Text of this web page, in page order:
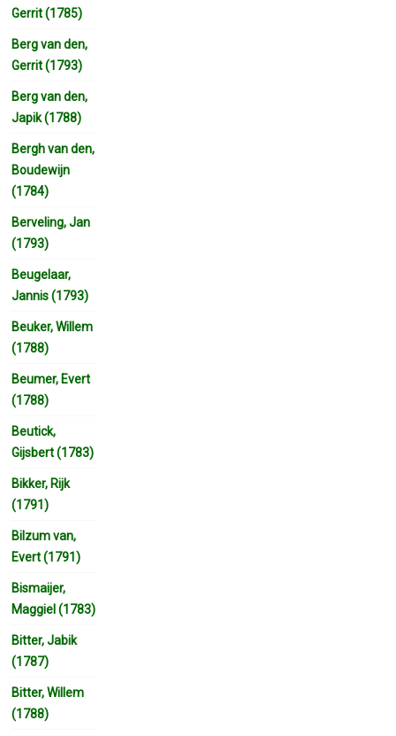
Gerrit (1785)
Berg van den,
Gerrit (1793)
Berg van den,
Japik (1788)
Bergh van den,
Boudewijn
(1784)
Berveling, Jan
(1793)
Beugelaar,
Jannis (1793)
Beuker, Willem
(1788)
Beumer, Evert
(1788)
Beutick,
Gijsbert (1783)
Bikker, Rijk
(1791)
Bilzum van,
Evert (1791)
Bismaijer,
Maggiel (1783)
Bitter, Jabik
(1787)
Bitter, Willem
(1788)